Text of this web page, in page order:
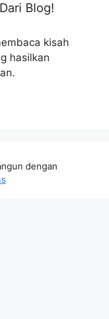
Blog!
kisah
hasilkan
dengan